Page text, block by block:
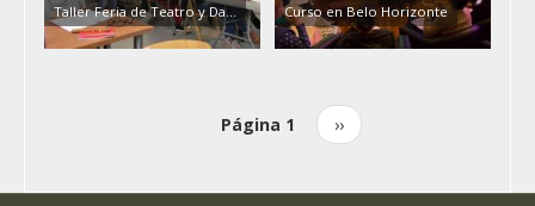
Taller Feria de Teatro y Da... Curso en Belo Horizonte
Página 1
Siguiente
página
››